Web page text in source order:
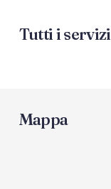
Tutti i servizi
Mappa